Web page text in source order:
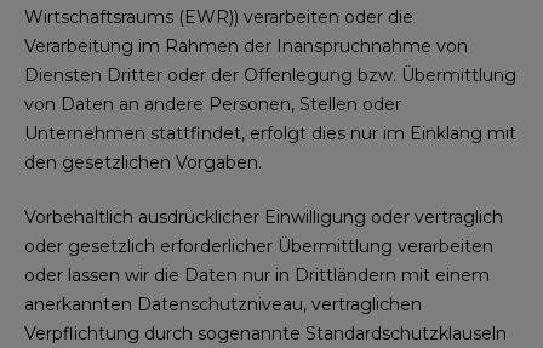
Wirtschaftsraums (EWR)) verarbeiten oder die
Verarbeitung im Rahmen der Inanspruchnahme von
Diensten Dritter oder der Offenlegung bzw. Übermittlung
von Daten an andere Personen, Stellen oder
Unternehmen stattfindet, erfolgt dies nur im Einklang mit
den gesetzlichen Vorgaben.
Vorbehaltlich ausdrücklicher Einwilligung oder vertraglich
oder gesetzlich erforderlicher Übermittlung verarbeiten
oder lassen wir die Daten nur in Drittländern mit einem
anerkannten Datenschutzniveau, vertraglichen
Verpflichtung durch sogenannte Standardschutzklauseln